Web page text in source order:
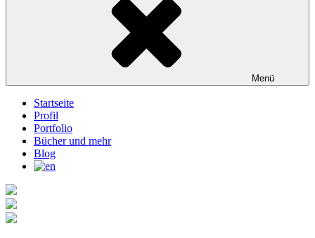
Menü
Startseite
Profil
Portfolio
Bücher und mehr
Blog